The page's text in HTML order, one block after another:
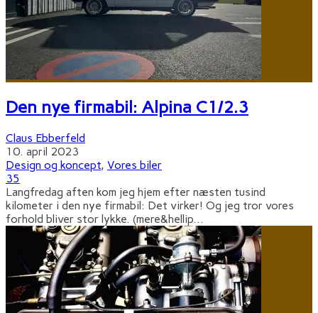
Den nye firmabil: Alpina C1/2.3
Claus Ebberfeld
10. april 2023
Design og koncept, Vores biler
35
Langfredag aften kom jeg hjem efter næsten tusind
kilometer i den nye firmabil: Det virker! Og jeg tror vores
forhold bliver stor lykke. (mere&hellip...